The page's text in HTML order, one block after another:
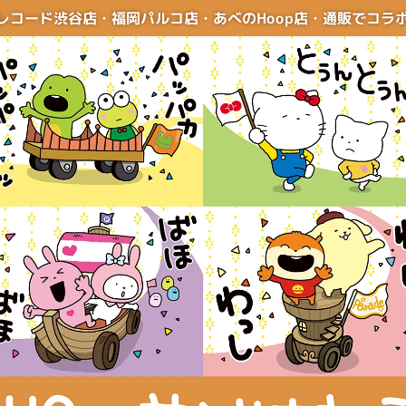
コード渋谷店・福岡パルコ店・あべのHoop店 ・通販でコラ